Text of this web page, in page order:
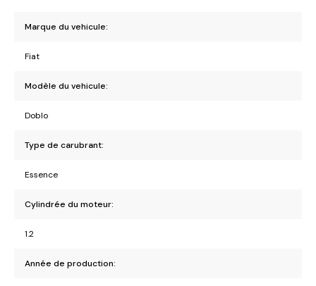
Marque du vehicule:
Fiat
Modèle du vehicule:
Doblo
Type de carubrant:
Essence
Cylindrée du moteur:
1.2
Année de production: